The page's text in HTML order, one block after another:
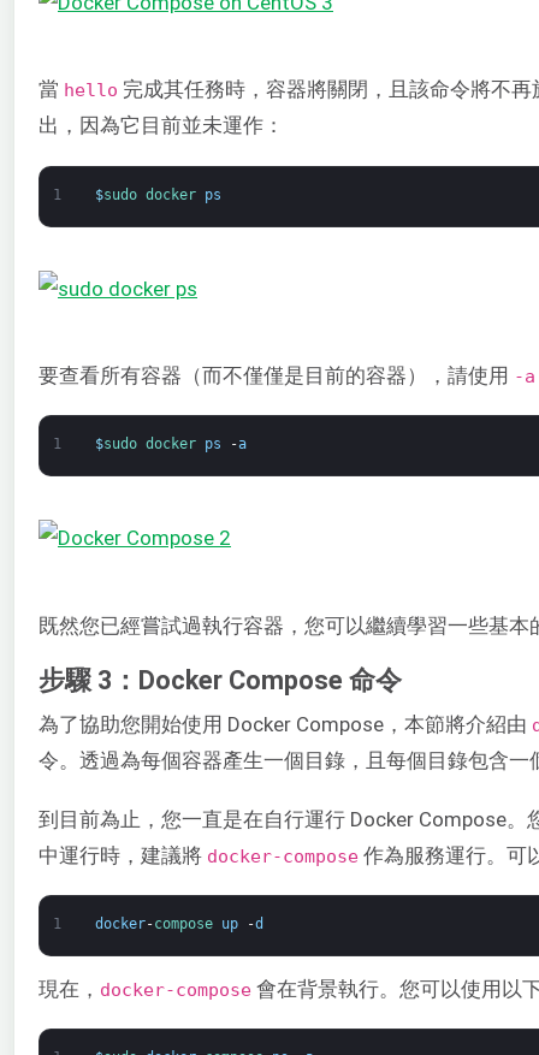
當 hello 完成其任務時，容器將關閉，且該命令將不
出，因為它目前並未運作：
1 $sudo docker ps
要查看所有容器（而不僅僅是目前的容器），請使用 -a
1 $sudo docker ps -a
既然您已經嘗試過執行容器，您可以繼續學習一些基本
步驟 3：Docker Compose 命令
為了協助您開始使用 Docker Compose，本節將介紹由
令。透過為每個容器產生一個目錄，且每個目錄包含一
到目前為止，您一直是在自行運行 Docker Compose。
中運行時，建議將 docker-compose 作為服務運行。可
1 docker-compose up -d
現在， docker-compose 會在背景執行。您可以使用以